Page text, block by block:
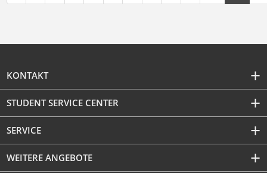
KONTAKT
STUDENT SERVICE CENTER
SERVICE
WEITERE ANGEBOTE